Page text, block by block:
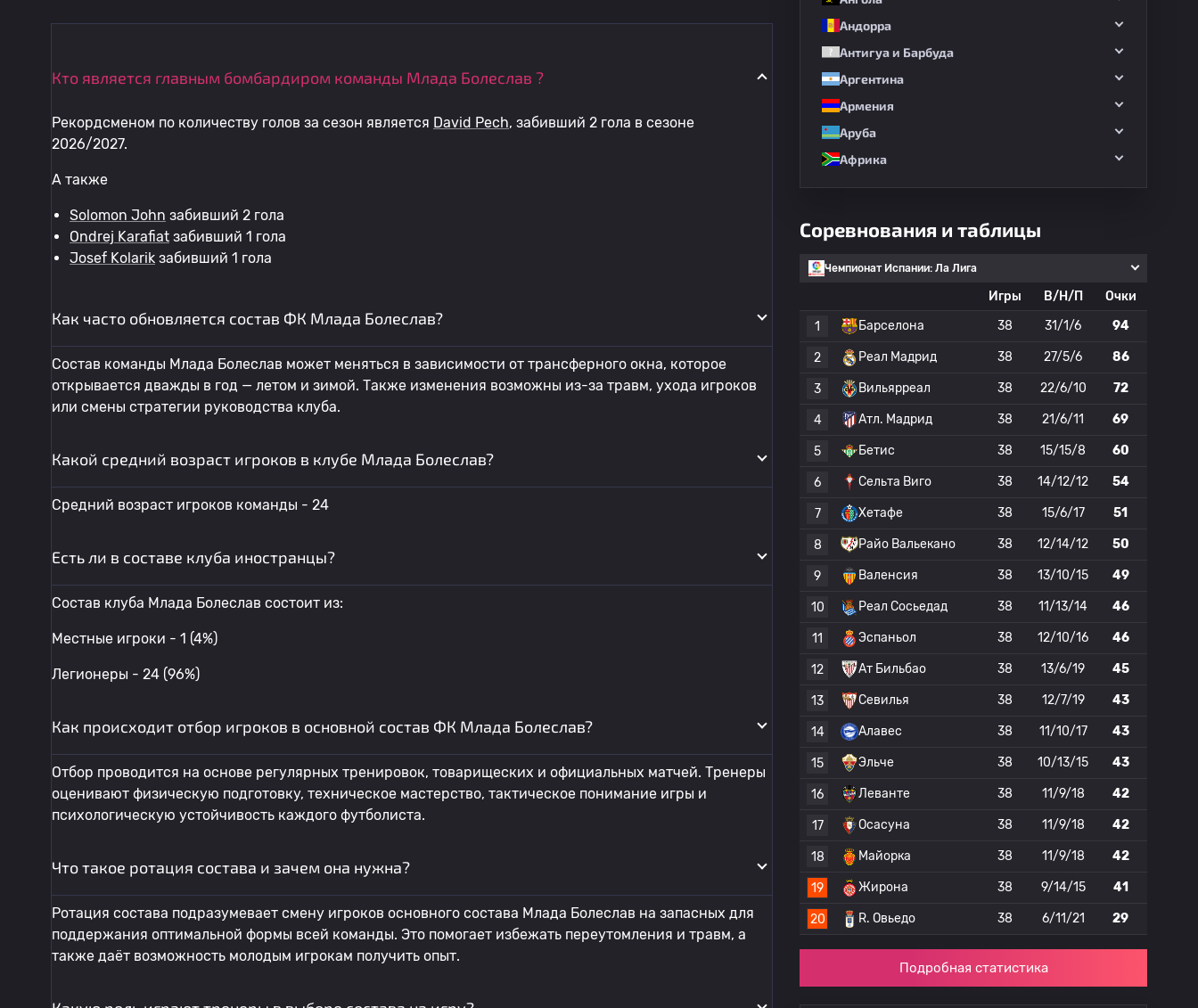
Кто является главным бомбардиром команды Млада Болеслав ?
Рекордсменом по количеству голов за сезон является David Pech, забивший 2 гола в сезоне
2026/2027.
А также
Solomon John забивший 2 гола
Ondrej Karafiat забивший 1 гола
Josef Kolarik забивший 1 гола
Как часто обновляется состав ФК Млада Болеслав?
Состав команды Млада Болеслав может меняться в зависимости от трансферного окна, которое
открывается дважды в год — летом и зимой. Также изменения возможны из-за травм, ухода игроков
или смены стратегии руководства клуба.
Какой средний возраст игроков в клубе Млада Болеслав?
Средний возраст игроков команды - 24
Есть ли в составе клуба иностранцы?
Состав клуба Млада Болеслав состоит из:
Местные игроки - 1 (4%)
Легионеры - 24 (96%)
Как происходит отбор игроков в основной состав ФК Млада Болеслав?
Отбор проводится на основе регулярных тренировок, товарищеских и официальных матчей. Тренеры
оценивают физическую подготовку, техническое мастерство, тактическое понимание игры и
психологическую устойчивость каждого футболиста.
Что такое ротация состава и зачем она нужна?
Ротация состава подразумевает смену игроков основного состава Млада Болеслав на запасных для
поддержания оптимальной формы всей команды. Это помогает избежать переутомления и травм, а
также даёт возможность молодым игрокам получить опыт.
Андорра
Антигуа и Барбуда
Аргентина
Армения
Аруба
Африка
Соревнования и таблицы
Чемпионат Испании: Ла Лига
Игры В/Н/П
Очки
1
Барселона 38 31/1/6 94
2 Реал Мадрид 38 27/5/6 86
3 Вильярреал 38 22/6/10 72
4 Атл. Мадрид 38 21/6/11 69
5 Бетис 38 15/15/8 60
6 Сельта Виго 38 14/12/12 54
7 Хетафе 38 15/6/17 51
8 Райо Вальекано 38 12/14/12 50
9 Валенсия 38 13/10/15 49
10 Реал Сосьедад 38 11/13/14 46
11 Эспаньол 38 12/10/16 46
12 Ат Бильбао 38 13/6/19 45
13 Севилья 38 12/7/19 43
14 Алавес 38 11/10/17 43
15 Эльче 38 10/13/15 43
16 Леванте 38 11/9/18 42
17 Осасуна 38 11/9/18 42
18 Майорка 38 11/9/18 42
19 Жирона 38 9/14/15 41
20 R. Овьедо 38 6/11/21 29
Подробная статистика